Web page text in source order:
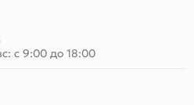
с 9:00 до 18:00